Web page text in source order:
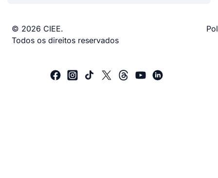
© 2026 CIEE.
Todos os direitos reservados